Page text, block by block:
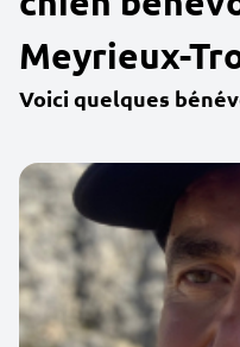
Meyrieux-
Voici quelques